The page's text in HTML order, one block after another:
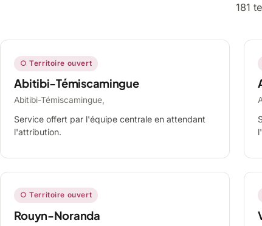
181
○ Territoire ouvert
Abitibi-Témiscamingue
Abitibi-Témiscamingue,
Service offert par l'équipe centrale en attendant
l'attribution.
○ Territoire ouvert
Rouyn-Noranda